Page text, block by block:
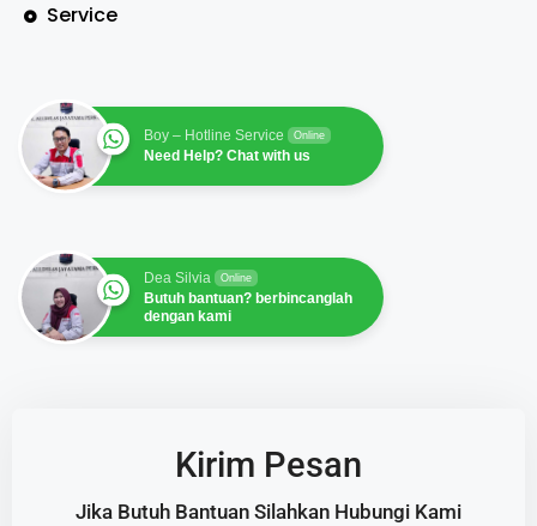
Service
Boy – Hotline Service Online
Need Help? Chat with us
Dea Silvia Online
Butuh bantuan? berbincanglah
dengan kami
Kirim Pesan
Jika Butuh Bantuan Silahkan Hubungi Kami